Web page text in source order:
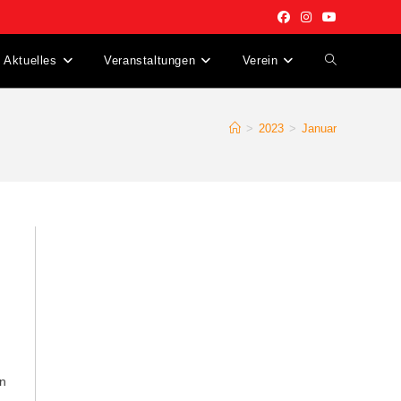
Aktuelles Veranstaltungen Verein Website-
> 2023 > Januar